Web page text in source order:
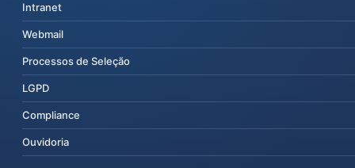
Intranet
Webmail
Processos de Seleção
LGPD
Compliance
Ouvidoria